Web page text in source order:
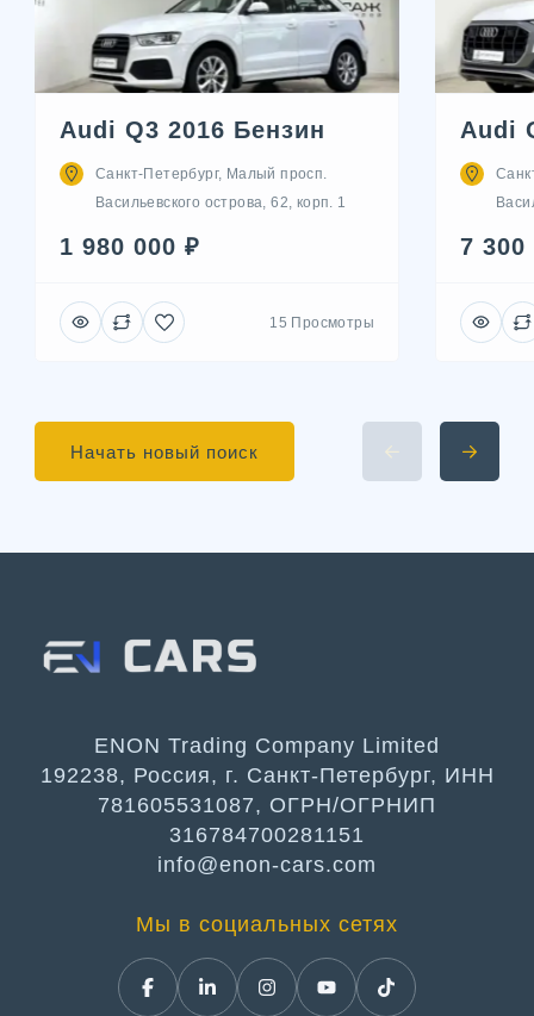
Audi Q3 2016 Бензин
Санкт-Петербург, Малый просп.
Васильевского острова, 62, корп. 1
1 980 000 ₽
15 Просмотры
Audi
7 300
Начать новый поиск
ENON Trading Company Limited
192238, Россия, г. Санкт-Петербург, ИНН
781605531087, ОГРН/ОГРНИП
316784700281151
info@enon-cars.com
Мы в социальных сетях